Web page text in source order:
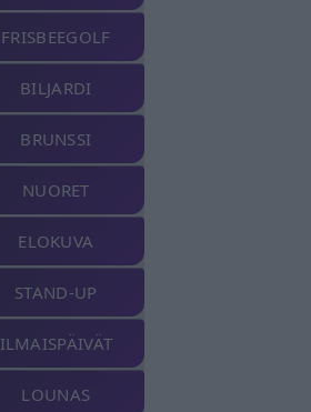
FRISBEEGOLF
BILJARDI
BRUNSSI
NUORET
ELOKUVA
STAND-UP
ILMAISPÄIVÄT
LOUNAS